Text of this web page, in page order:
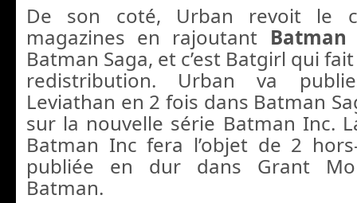
De son coté, Urban revoit le
magazines en rajoutant
Batman Saga, et c’est Batgirl qui
redistribution. Urban va
Leviathan en 2 fois dans Batman
sur la nouvelle série Batman Inc.
Batman Inc fera l’objet de 2
publiée en dur dans Grant
Batman.